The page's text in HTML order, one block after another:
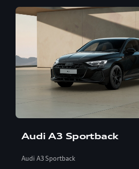
Audi A3 Sportback
Audi A3 Sportback